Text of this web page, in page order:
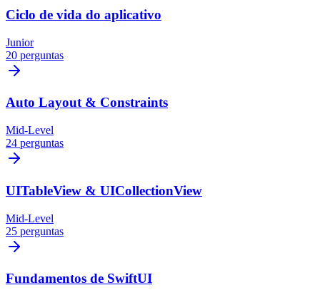
Ciclo de vida do aplicativo
Junior
20 perguntas
Auto Layout & Constraints
Mid-Level
24 perguntas
UITableView & UICollectionView
Mid-Level
25 perguntas
Fundamentos de SwiftUI